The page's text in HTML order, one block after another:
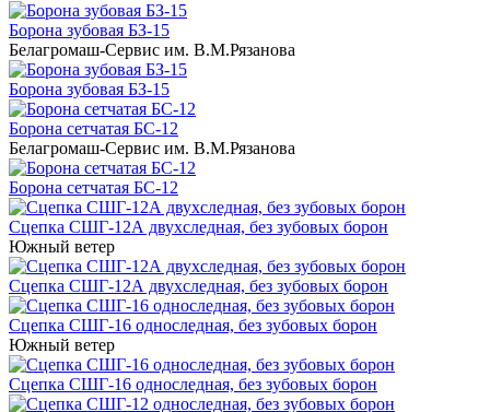
Борона зубовая БЗ-15
Белагромаш-Сервис им. В.М.Рязанова
Борона зубовая БЗ-15
Борона сетчатая БС-12
Белагромаш-Сервис им. В.М.Рязанова
Борона сетчатая БС-12
Сцепка СШГ-12А двухследная, без зубовых борон
Южный ветер
Сцепка СШГ-12А двухследная, без зубовых борон
Сцепка СШГ-16 односледная, без зубовых борон
Южный ветер
Сцепка СШГ-16 односледная, без зубовых борон